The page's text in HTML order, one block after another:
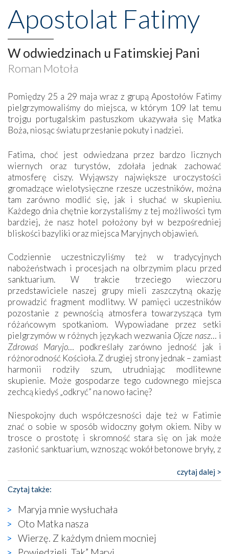
Apostolat Fatimy
W odwiedzinach u Fatimskiej Pani
Roman Motoła
Pomiędzy 25 a 29 maja wraz z grupą Apostołów Fatimy
pielgrzymowaliśmy do miejsca, w którym 109 lat temu
trojgu portugalskim pastuszkom ukazywała się Matka
Boża, niosąc światu przesłanie pokuty i nadziei.
Fatima, choć jest odwiedzana przez bardzo licznych
wiernych oraz turystów, zdołała jednak zachować
atmosferę ciszy. Wyjąwszy największe uroczystości
gromadzące wielotysięczne rzesze uczestników, można
tam zarówno modlić się, jak i słuchać w skupieniu.
Każdego dnia chętnie korzystaliśmy z tej możliwości tym
bardziej, że nasz hotel położony był w bezpośredniej
bliskości bazyliki oraz miejsca Maryjnych objawień.
Codziennie uczestniczyliśmy też w tradycyjnych
nabożeństwach i procesjach na olbrzymim placu przed
sanktuarium. W trakcie trzeciego wieczoru
przedstawiciele naszej grupy mieli zaszczytną okazję
prowadzić fragment modlitwy. W pamięci uczestników
pozostanie z pewnością atmosfera towarzysząca tym
różańcowym spotkaniom. Wypowiadane przez setki
pielgrzymów w różnych językach wezwania Ojcze nasz… i
Zdrowaś Maryjo… podkreślały zarówno jedność jak i
różnorodność Kościoła. Z drugiej strony jednak – zamiast
harmonii rodziły szum, utrudniając modlitewne
skupienie. Może gospodarze tego cudownego miejsca
zechcą kiedyś „odkryć” na nowo łacinę?
Niespokojny duch współczesności daje też w Fatimie
znać o sobie w sposób widoczny gołym okiem. Niby w
trosce o prostotę i skromność stara się on jak może
zasłonić sanktuarium, wznosząc wokół betonowe bryły, z
katolickiego kultu. Tylko co wspólnego z żywą,
autentyczną wiarą mogą mieć płaskie, szare bunkry albo
kaplice, w których Tabernakulum przypomina bardziej
skrzynkę na narzędzia? Albo co powiedzieć o ustawionym
tuż przy nowej bazylice wielkim krzyżu, na którym
zamiast Chrystusa umieszczono dziwaczną postać jakby
wyjętą ze starożytnych hieroglifów? W kulturowym
kontekście naszych czasów to raczej karykatura niż godny
czytaj dalej >
Czytaj także:
Maryja mnie wysłuchała
Oto Matka nasza
Wierzę. Z każdym dniem mocniej